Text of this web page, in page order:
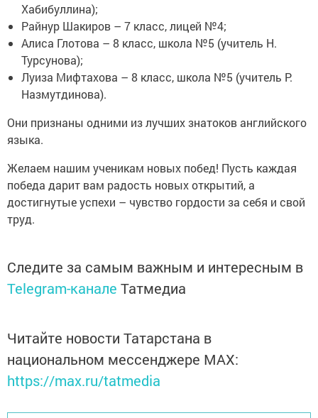
Хабибуллина);
Райнур Шакиров – 7 класс, лицей №4;
Алиса Глотова – 8 класс, школа №5 (учитель Н.
Турсунова);
Луиза Мифтахова – 8 класс, школа №5 (учитель Р.
Назмутдинова).
Они признаны одними из лучших знатоков английского
языка.
Желаем нашим ученикам новых побед! Пусть каждая
победа дарит вам радость новых открытий, а
достигнутые успехи – чувство гордости за себя и свой
труд.
Следите за самым важным и интересным в
Telegram-канале Татмедиа
Читайте новости Татарстана в
национальном мессенджере MАХ:
https://max.ru/tatmedia